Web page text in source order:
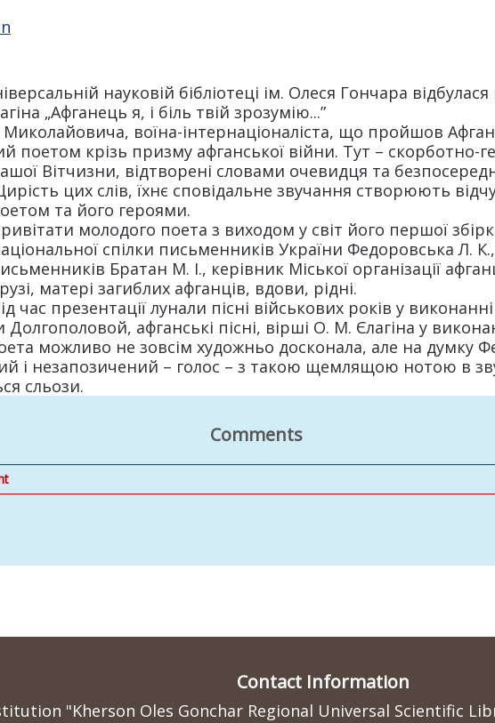
науковій бібліотеці ім. Олеся Гончара
„Афганець я, і біль твій зрозумію...”
воїна-інтернаціоналіста, що пройшов
поетом крізь призму афганської війни. Тут – скорботно-
Вітчизни, відтворені словами очевидця та
цих слів, їхнє сповідальне звучання створюють
та його героями.
молодого поета з виходом у світ його першої
спілки письменників України Федоровська Л.
Братан М. І., керівник Міської організації
матері загиблих афганців, вдови, рідні.
час презентації лунали пісні військових років у
Долгополовой, афганські пісні, вірші О. М. Єлагіна у
можливо не зовсім художньо досконала, але на думку
і незапозичений – голос – з такою щемлящою нотою в
сльози.
Comments
Contact Information
"Kherson Oles Gonchar Regional Universal Scientific